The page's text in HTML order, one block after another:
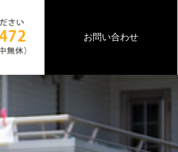
お問い合わせ